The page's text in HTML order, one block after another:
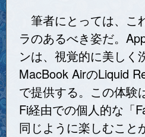
筆者にとっては、こ
ラのあるべき姿だ。
ンは、視覚的に美しく
MacBook AirのLiquid
で提供する。この体験
Fi経由での個人的な「
同じように楽しむこと